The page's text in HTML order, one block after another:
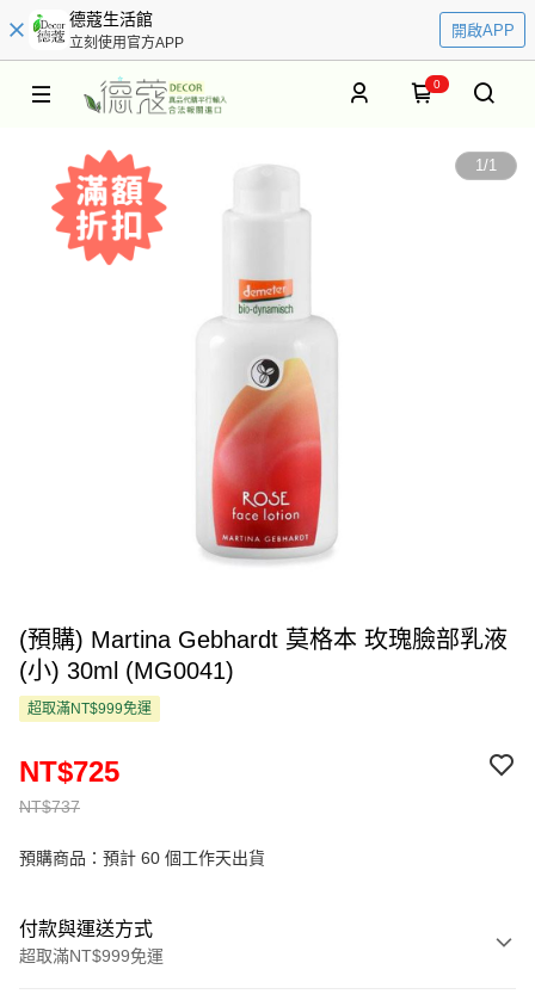
德蔻生活館
立刻使用官方APP
開啟APP
0
1/1
(預購) Martina Gebhardt 莫格本 玫瑰臉部乳液
(小) 30ml (MG0041)
超取滿NT$999免運
NT$737
NT$725
預購商品：預計 60 個工作天出貨
付款與運送方式
超取滿NT$999免運